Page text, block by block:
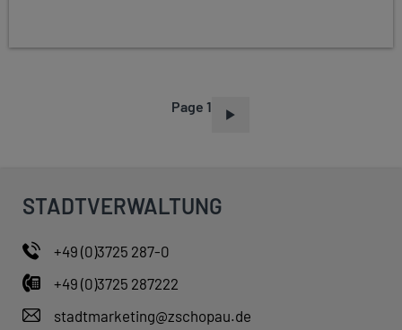
Page 1
STADTVERWALTUNG
+49 (0)3725 287-0
+49 (0)3725 287222
stadtmarketing@zschopau.de